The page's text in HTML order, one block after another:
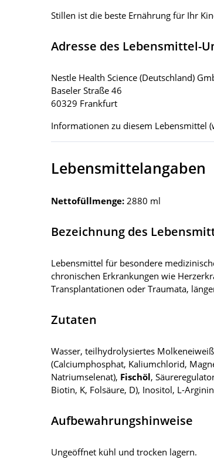
Stillen ist die beste Ernährung für Ihr
Adresse des Lebensmittel-
Nestle Health Science (Deutschland)
Baseler Straße 46
60329 Frankfurt
Informationen zu diesem Lebensmittel
Lebensmittelangaben
Nettofüllmenge: 2880 ml
Bezeichnung des
Lebensmittel für besondere
chronischen Erkrankungen wie
Transplantationen oder Traumata,
Zutaten
Wasser, teilhydrolysiertes
(Calciumphosphat, Kaliumchlorid,
Natriumselenat), Fischöl,
Biotin, K, Folsäure, D), Inositol, L-
Aufbewahrungshinweise
Ungeöffnet kühl und trocken lagern.